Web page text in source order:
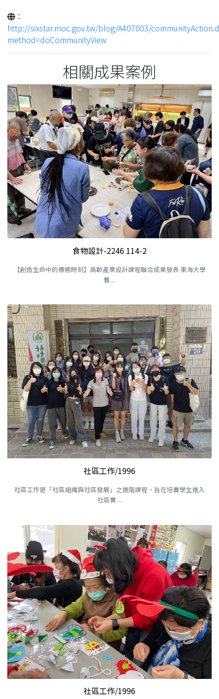
：
http://sixstar.moc.gov.tw/blog/A407003/
method=doCommunityView
相關成果案例
食物設計-2246 114-2
【創造生命中的療癒時刻】高齡產業設計課程聯合成果發表 東海大學
餐....
社區工作/1996
社區工作是「社區組織與社區發展」之進階課程，旨在培養學生進入
社區實....
社區工作/1996